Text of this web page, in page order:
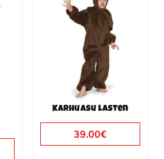
Karhuasu lasten
39.00€
tuotteella
muunnelma.
valinnat